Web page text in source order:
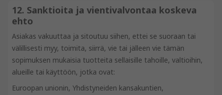
12. Sanktioita ja vientivalvontaa koskeva
ehto
Asiakas vakuuttaa ja sitoutuu siihen, ettei se suoraan tai
välillisesti myy, toimita, siirrä, vie tai jälleen vie tämän
sopimuksen mukaisia tuotteita sellaisille tahoille, valtioihin,
alueille tai käyttöön, jotka ovat:
Euroopan unionin, Yhdistyneiden kansakuntien,